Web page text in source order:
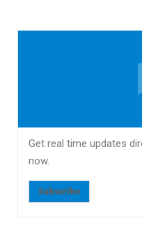
Get real time updates
now.
Subscribe